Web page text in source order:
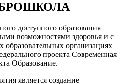
доступного образования
возможностями здоровья и с
организациях
проекта Современная
Образование.
является создание